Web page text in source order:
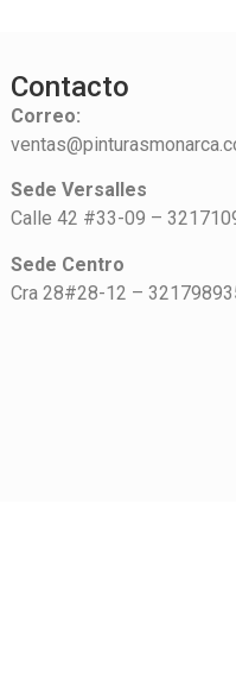
Contacto
Correo:
Sede Versalles
Calle 42 #33-09 –
Sede Centro
Cra 28#28-12 –